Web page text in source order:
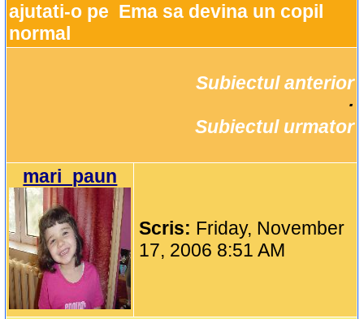
ajutati-o pe  Ema sa devina un copil
normal
Subiectul anterior
Subiectul urmator
mari_paun
Scris: Friday, November
17, 2006 8:51 AM